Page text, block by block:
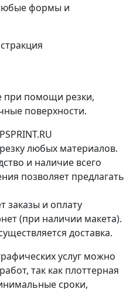
формы и
при помощи резки,
поверхности.
любых материалов.
и наличие всего
позволяет предлагать
заказы и оплату
(при наличии макета).
доставка.
услуг можно
так как плоттерная
сроки,